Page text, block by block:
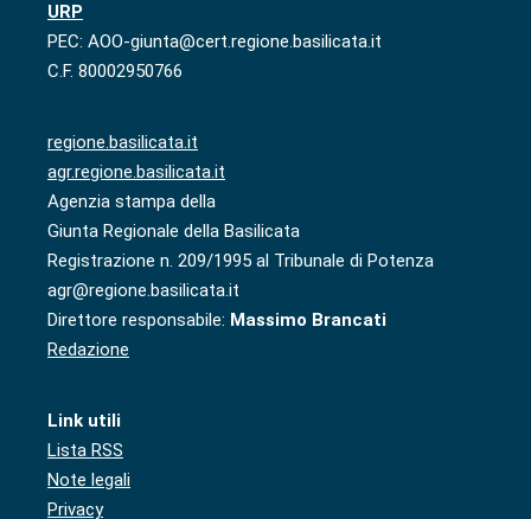
URP
PEC: AOO-giunta@cert.regione.basilicata.it
C.F. 80002950766
regione.basilicata.it
agr.regione.basilicata.it
Agenzia stampa della
Giunta Regionale della Basilicata
Registrazione n. 209/1995 al Tribunale di Potenza
agr@regione.basilicata.it
Direttore responsabile: Massimo Brancati
Redazione
Link utili
Lista RSS
Note legali
Privacy